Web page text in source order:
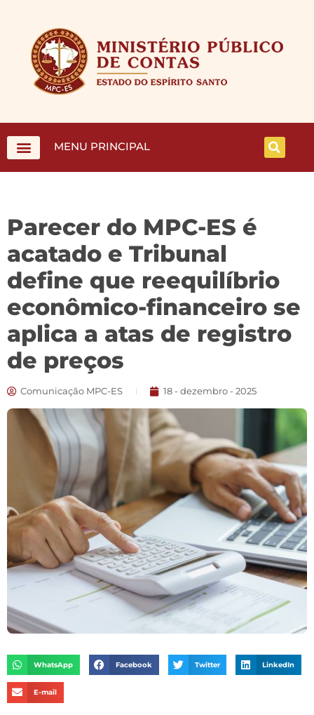
MENU PRINCIPAL
Parecer do MPC-ES é
acatado e Tribunal
define que reequilíbrio
econômico-financeiro se
aplica a atas de registro
de preços
Comunicação MPC-ES 18 - dezembro - 2025
WhatsApp Facebook Twitter LinkedIn
E-mail